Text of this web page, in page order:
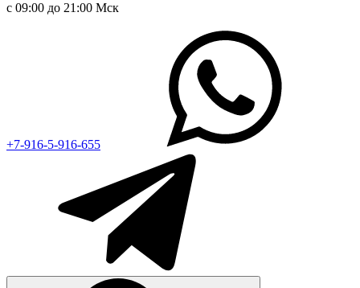
с 09:00 до 21:00 Мск
+7-916-5-916-655